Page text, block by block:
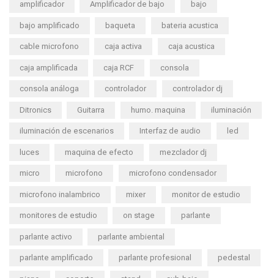
amplificador Amplificador de bajo bajo
bajo amplificado baqueta bateria acustica
cable microfono caja activa caja acustica
caja amplificada caja RCF consola
consola análoga controlador controlador dj
Ditronics Guitarra humo. maquina iluminación
iluminación de escenarios Interfaz de audio led
luces maquina de efecto mezclador dj
micro microfono microfono condensador
microfono inalambrico mixer monitor de estudio
monitores de estudio on stage parlante
parlante activo parlante ambiental
parlante amplificado parlante profesional pedestal